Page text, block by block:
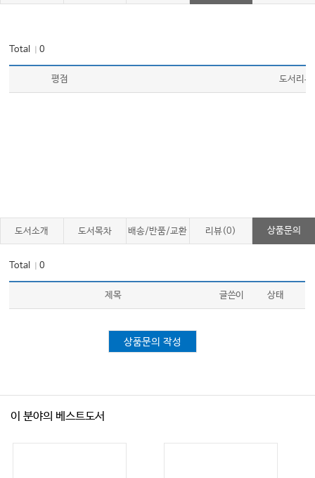
Total ｜0
평점 도서리뷰
도서소개 도서목차 배송/반품/교환 리뷰(0) 상품문의
Total ｜0
제목 글쓴이 상태
상품문의 작성
이 분야의 베스트도서